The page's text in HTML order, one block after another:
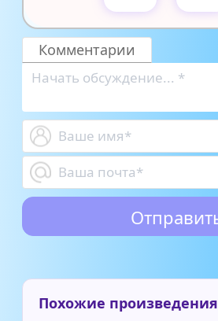
Комментарии
Похожие произведения